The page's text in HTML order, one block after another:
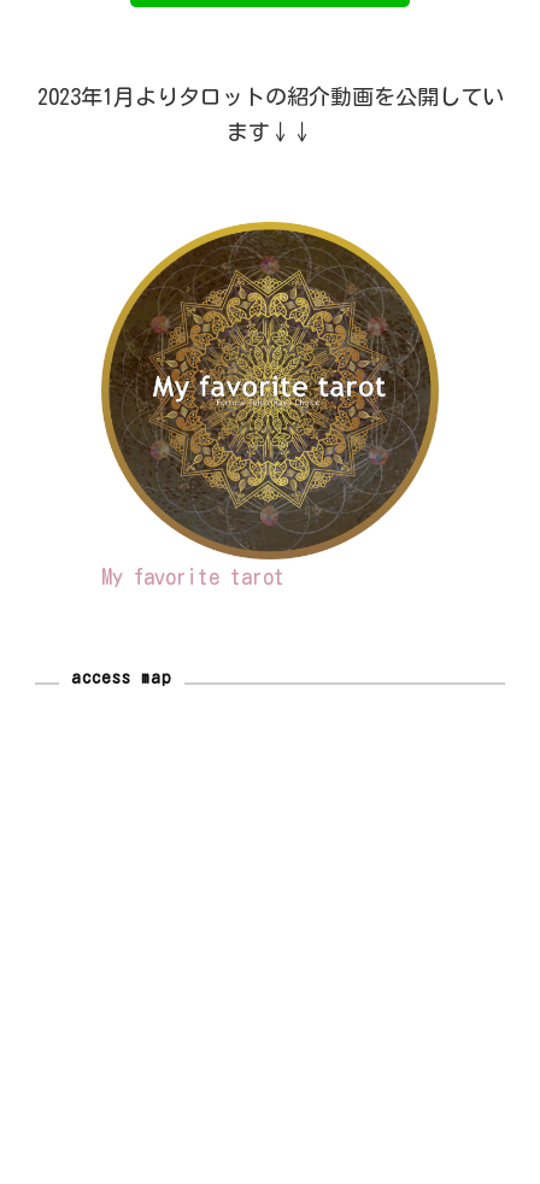
2023年1月よりタロットの紹介動画を公開してい
ます↓↓
My favorite tarot
access map